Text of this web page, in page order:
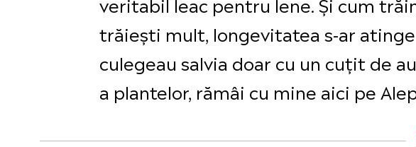
trăiești mult, longevitatea s-ar
culegeau salvia doar cu un cuțit de
a plantelor, rămâi cu mine aici pe